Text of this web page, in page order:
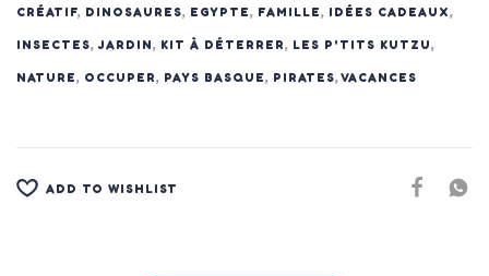
CRÉATIF, DINOSAURES, EGYPTE, FAMILLE, IDÉES CADEAUX,
INSECTES,JARDIN, KIT À DÉTERRER, LES P'TITS KUTZU,
NATURE, OCCUPER, PAYS BASQUE, PIRATES, VACANCES
ADD TO WISHLIST